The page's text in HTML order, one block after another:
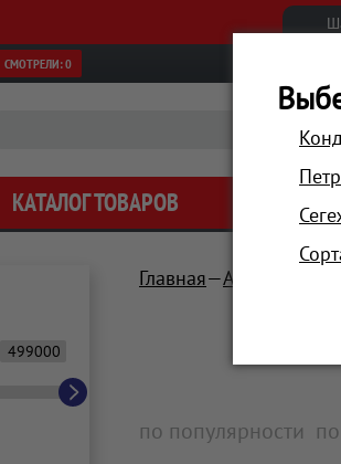
СМОТРЕЛИ:0
КАТАЛОГ ТОВАРОВ АКЦИИ
Главная Аксессуары
по популярности